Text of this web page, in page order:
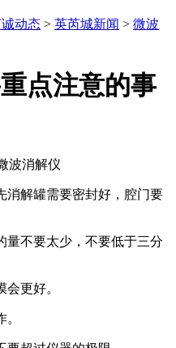
动态 > 英芮城新闻 > 微波
点注意的事
波消解仪
消解罐需要密封好，腔门要
不要太少，不要低于三分
更好。